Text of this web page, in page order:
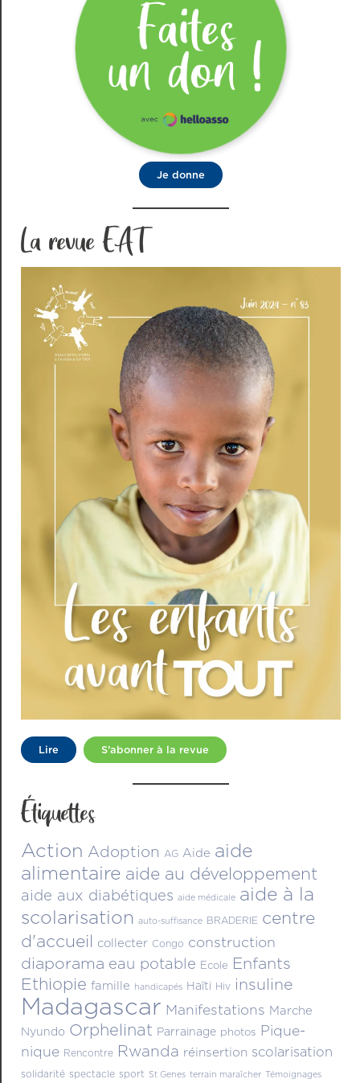
Je donne
La revue EAT
Lire S’abonner à la revue
Étiquettes
Action Adoption AG Aide aide
alimentaire aide au développement
aide aux diabétiques aide médicale aide à la
scolarisation auto-suffisance BRADERIE centre
d'accueil collecter Congo construction
diaporama eau potable Ecole Enfants
Ethiopie famille handicapés Haïti Hiv insuline
Madagascar Manifestations Marche
Nyundo Orphelinat Parrainage photos Pique-
nique Rencontre Rwanda réinsertion scolarisation
solidarité spectacle sport St Genes terrain maraîcher Témoignages